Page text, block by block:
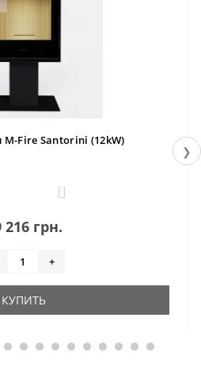
M-Fire Santorini (12kW)
0
216 грн.
+
КУПИТЬ
❯